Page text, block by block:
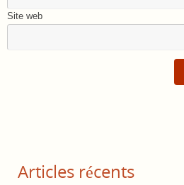
Site web
Articles récents